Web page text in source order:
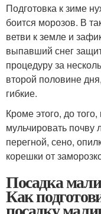
Подготовка к зиме
боится морозов. В
ветви к земле и
выпавший снег
процедуру за
второй половине
гибкие.
Кроме этого, до
мульчировать
перегной, сено,
корешки от
Посадка
Как